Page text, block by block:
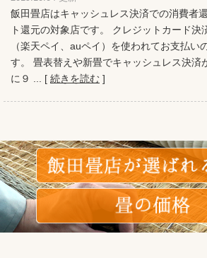
飯田畳店はキャッシュレス決済での消費者
ト還元の対象店です。 クレジットカード決
（楽天ペイ、auペイ）を使われてお支払い
す。 畳表替えや新畳でキャッシュレス決済
に９ ... [ 続きを読む ]